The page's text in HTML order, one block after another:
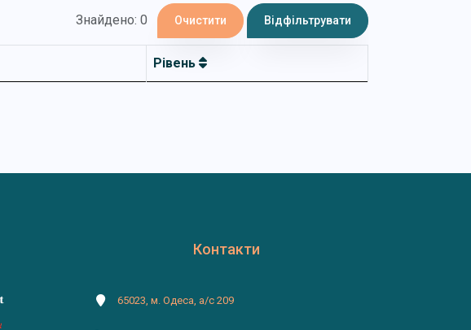
Знайдено: 0 Очистити Відфільтрувати
Рівень
Контакти
65023, м. Одеса, а/с 209